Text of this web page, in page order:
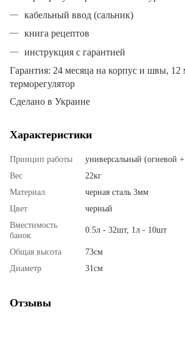
кабельный ввод (сальник)
книга рецептов
инструкция с гарантией
Гарантия: 24 месяца на корпус и швы, 12
терморегулятор
Сделано в Украине
Характеристики
Принцип работы
универсальный (огневой
Вес
22кг
Материал
черная сталь 3мм
Цвет
черный
Вместимость
банок
0.5л - 32шт, 1л - 10шт
Общая высота
73см
Диаметр
31см
Отзывы